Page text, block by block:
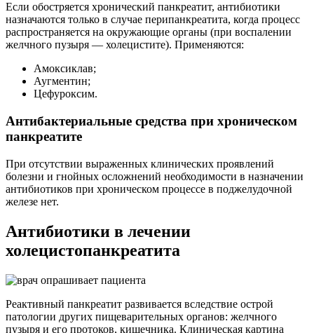
Если обостряется хронический панкреатит, антибиотики
назначаются только в случае перипанкреатита, когда процесс
распространяется на окружающие органы (при воспалении
желчного пузыря — холецистите). Применяются:
Амоксиклав;
Аугментин;
Цефуроксим.
Антибактериальные средства при хроническом
панкреатите
При отсутствии выраженных клинических проявлений
болезни и гнойных осложнений необходимости в назначении
антибиотиков при хроническом процессе в поджелудочной
железе нет.
Антибиотики в лечении
холецистопанкреатита
Реактивный панкреатит развивается вследствие острой
патологии других пищеварительных органов: желчного
пузыря и его протоков, кишечника. Клиническая картина